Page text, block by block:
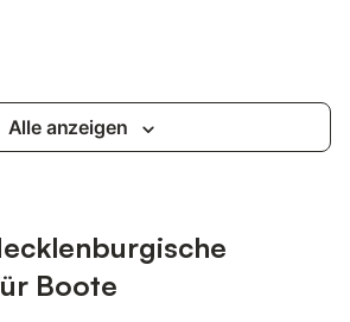
Alle anzeigen
Boote